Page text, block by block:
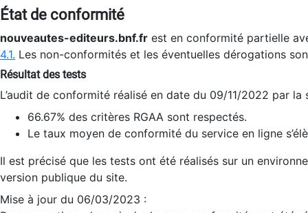
État de conformité
nouveautes-editeurs.bnf.fr est en conformité partielle
4.1. Les non-conformités et les éventuelles dérogations
Résultat des tests
L’audit de conformité réalisé en date du 09/11/2022 par
66.67% des critères RGAA sont respectés.
Le taux moyen de conformité du service en ligne
Il est précisé que les tests ont été réalisés sur un
version publique du site.
Mise à jour du 06/03/2023 :